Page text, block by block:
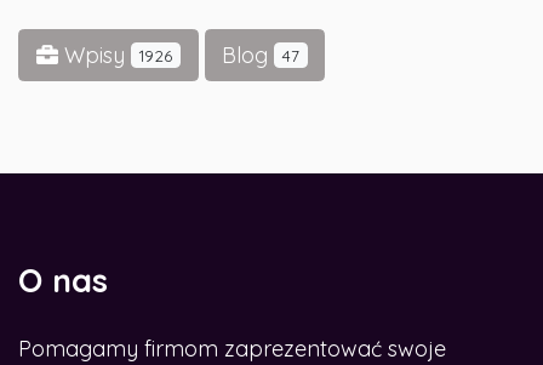
Wpisy 1926 Blog 47
O nas
Pomagamy firmom zaprezentować swoje